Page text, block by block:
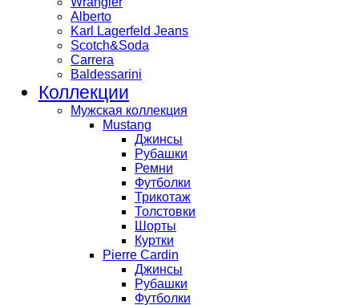
Alberto
Karl Lagerfeld Jeans
Scotch&Soda
Carrera
Baldessarini
Коллекции
Мужская коллекция
Mustang
Джинсы
Рубашки
Ремни
Футболки
Трикотаж
Толстовки
Шорты
Куртки
Pierre Cardin
Джинсы
Рубашки
Футболки